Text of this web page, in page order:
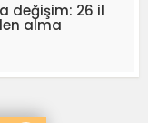
değişim: 26 il
alma